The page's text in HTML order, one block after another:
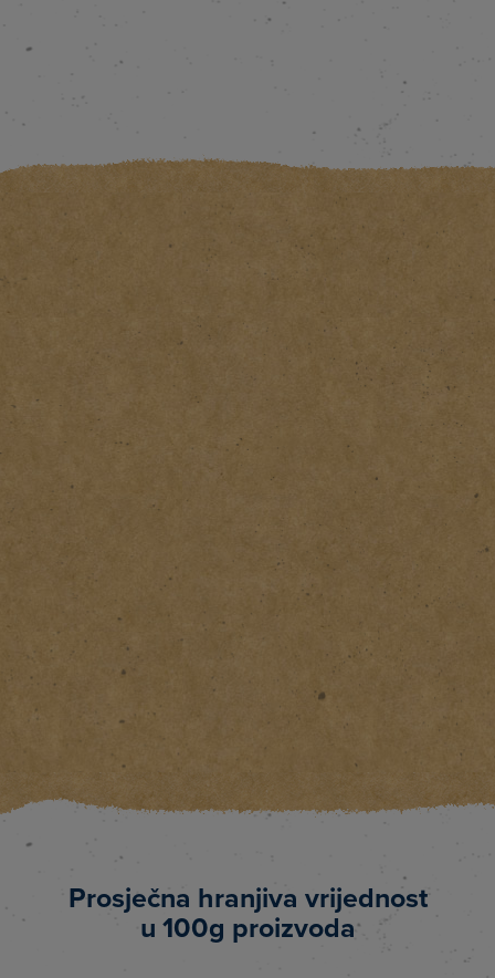
Prosječna hranjiva vrijednost
u 100g proizvoda